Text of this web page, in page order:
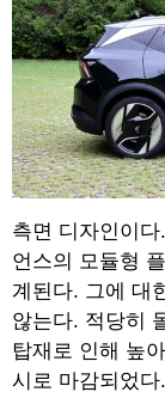
측면 디자인이
언스의 모듈형
계된다. 그에 대
않는다. 적당히
탑재로 인해 높
시로 마감되었